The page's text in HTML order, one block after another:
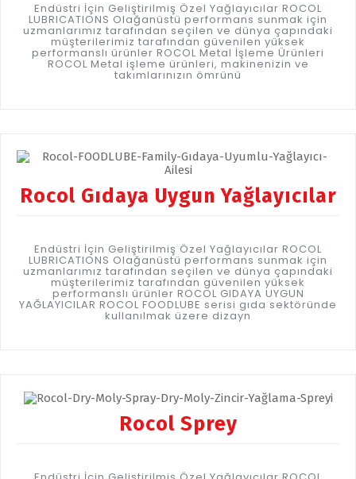
Endüstri İçin Geliştirilmiş Özel Yağlayıcılar ROCOL
LUBRICATIONS Olağanüstü performans sunmak için
uzmanlarımız tarafından seçilen ve dünya çapındaki
müşterilerimiz tarafından güvenilen yüksek
performanslı ürünler ROCOL Metal İşleme Ürünleri
ROCOL Metal işleme ürünleri, makinenizin ve
takımlarınızın ömrünü
Rocol Gıdaya Uygun Yağlayıcılar
Endüstri İçin Geliştirilmiş Özel Yağlayıcılar ROCOL
LUBRICATIONS Olağanüstü performans sunmak için
uzmanlarımız tarafından seçilen ve dünya çapındaki
müşterilerimiz tarafından güvenilen yüksek
performanslı ürünler ROCOL GIDAYA UYGUN
YAĞLAYICILAR ROCOL FOODLUBE serisi gıda sektöründe
kullanılmak üzere dizayn
Rocol Sprey